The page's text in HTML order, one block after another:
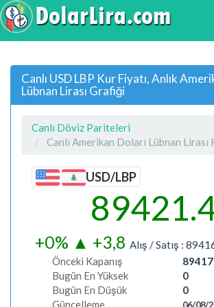
Canlı USD LBP Kur Fiyatı, Anlık
Lübnan Lirası Grafiği
Canlı Döviz Pariteleri
Canlı Amerikan Doları Lübnan
USD/LBP
+0% ▲ +3,8 Alış / Satış :
Önceki Kapanış
Bugün En Yüksek
0
Bugün En Düşük
0
Güncelleme
06/08/